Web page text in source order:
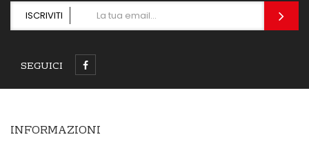
ISCRIVITI
SEGUICI
INFORMAZIONI